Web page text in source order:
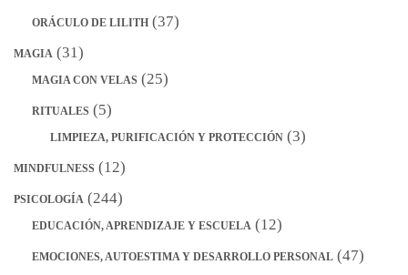
ORÁCULO DE LILITH (37)
MAGIA (31)
MAGIA CON VELAS (25)
RITUALES (5)
LIMPIEZA, PURIFICACIÓN Y PROTECCIÓN (3)
MINDFULNESS (12)
PSICOLOGÍA (244)
EDUCACIÓN, APRENDIZAJE Y ESCUELA (12)
EMOCIONES, AUTOESTIMA Y DESARROLLO PERSONAL (47)